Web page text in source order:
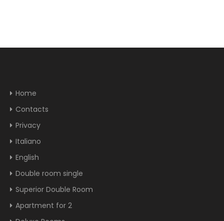
Home
Contacts
Privacy
Italiano
English
Double room single
Superior Double Room
Apartment for 2